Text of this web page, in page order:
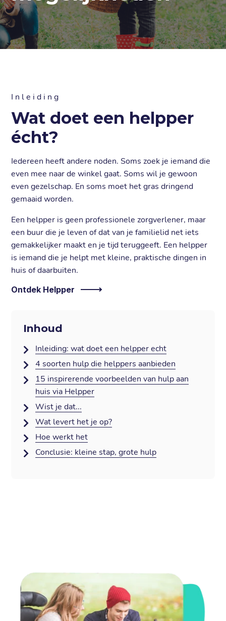
Over Helpper T
g
l
e
c
h
l
r
en
f
o
O
e
H
l
p
e
Inleiding
Wat doet een helpper
écht?
Iedereen heeft andere noden. Soms zoek je iemand die
even mee naar de winkel gaat. Soms wil je gewoon
even gezelschap. En soms moet het gras dringend
gemaaid worden.
Een helpper is geen professionele zorgverlener, maar
een buur die je leven of dat van je familielid net iets
gemakkelijker maakt en je tijd teruggeeft. Een helpper
is iemand die je helpt met kleine, praktische dingen in
huis of daarbuiten.
Ontdek Helpper
Inhoud
Inleiding: wat doet een helpper echt
4 soorten hulp die helppers aanbieden
15 inspirerende voorbeelden van hulp aan
huis via Helpper
Wist je dat...
Wat levert het je op?
Hoe werkt het
Conclusie: kleine stap, grote hulp